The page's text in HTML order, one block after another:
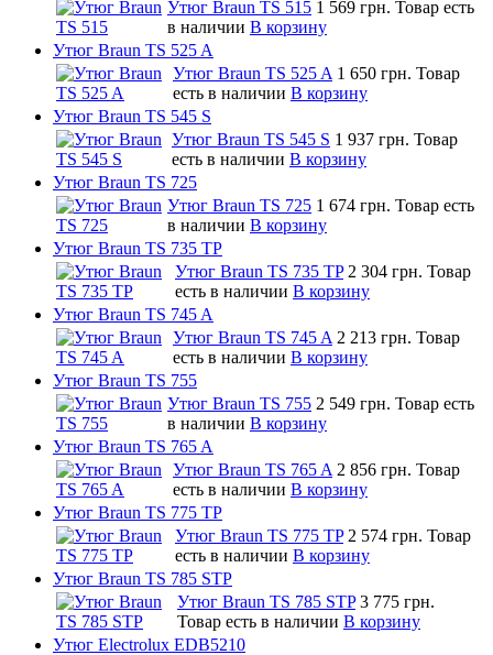
Утюг Braun TS 515 1 569 грн. Товар есть
в наличии В корзину
Утюг Braun TS 525 A
Утюг Braun TS 525 A 1 650 грн. Товар
есть в наличии В корзину
Утюг Braun TS 545 S
Утюг Braun TS 545 S 1 937 грн. Товар
есть в наличии В корзину
Утюг Braun TS 725
Утюг Braun TS 725 1 674 грн. Товар есть
в наличии В корзину
Утюг Braun TS 735 TP
Утюг Braun TS 735 TP 2 304 грн. Товар
есть в наличии В корзину
Утюг Braun TS 745 A
Утюг Braun TS 745 A 2 213 грн. Товар
есть в наличии В корзину
Утюг Braun TS 755
Утюг Braun TS 755 2 549 грн. Товар есть
в наличии В корзину
Утюг Braun TS 765 A
Утюг Braun TS 765 A 2 856 грн. Товар
есть в наличии В корзину
Утюг Braun TS 775 TP
Утюг Braun TS 775 TP 2 574 грн. Товар
есть в наличии В корзину
Утюг Braun TS 785 STP
Утюг Braun TS 785 STP 3 775 грн.
Товар есть в наличии В корзину
Утюг Electrolux EDB5210